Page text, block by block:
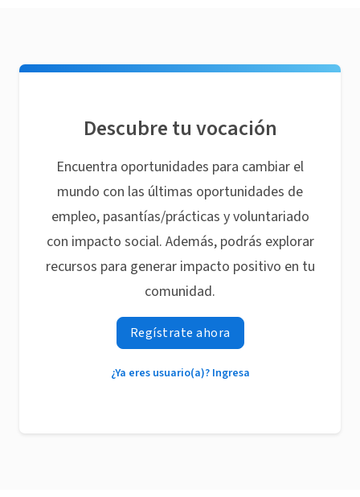
Descubre tu vocación
Encuentra oportunidades para cambiar el
mundo con las últimas oportunidades de
empleo, pasantías/prácticas y voluntariado
con impacto social. Además, podrás explorar
recursos para generar impacto positivo en tu
comunidad.
Regístrate ahora
¿Ya eres usuario(a)? Ingresa